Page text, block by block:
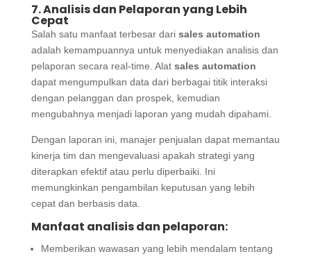
7. Analisis dan Pelaporan yang Lebih
Cepat
Salah satu manfaat terbesar dari sales automation
adalah kemampuannya untuk menyediakan analisis dan
pelaporan secara real-time. Alat sales automation
dapat mengumpulkan data dari berbagai titik interaksi
dengan pelanggan dan prospek, kemudian
mengubahnya menjadi laporan yang mudah dipahami.
Dengan laporan ini, manajer penjualan dapat memantau
kinerja tim dan mengevaluasi apakah strategi yang
diterapkan efektif atau perlu diperbaiki. Ini
memungkinkan pengambilan keputusan yang lebih
cepat dan berbasis data.
Manfaat analisis dan pelaporan:
Memberikan wawasan yang lebih mendalam tentang